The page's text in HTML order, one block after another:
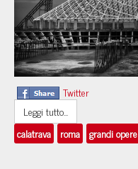
Twitter
Leggi tutto...
calatrava
roma grandi opere